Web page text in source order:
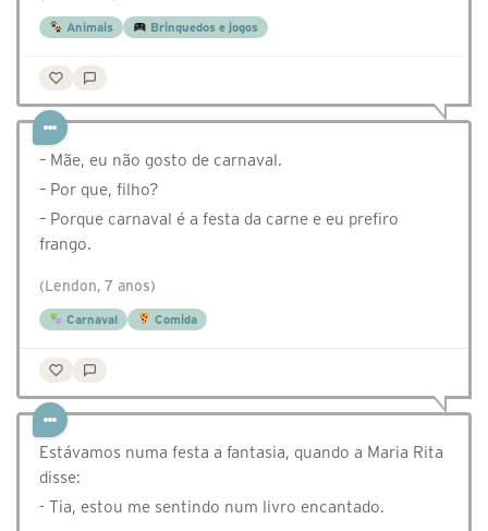
Animais Brinquedos e jogos
– Mãe, eu não gosto de carnaval.
– Por que, filho?
– Porque carnaval é a festa da carne e eu prefiro
frango.
(Lendon, 7 anos)
Carnaval Comida
Estávamos numa festa a fantasia, quando a Maria Rita
disse:
- Tia, estou me sentindo num livro encantado.